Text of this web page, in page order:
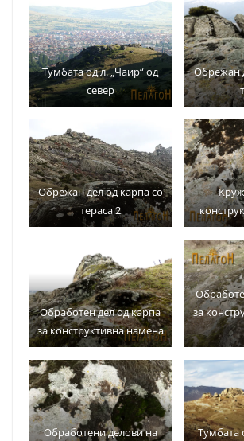
Тумбата од л. „Чаир“ од
север
Обрежан
Обрежан дел од карпа со
тераса 2
Обработен дел од карпа
за конструктивна намена
за
Обработени делови на
Тумбата